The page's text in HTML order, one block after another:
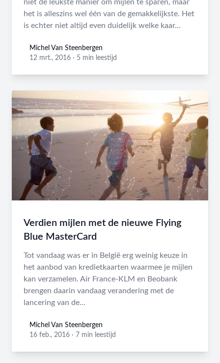
niet de leukste manier om mijlen te sparen, maar
het is alleszins wel één van de gemakkelijkste. Het
is echter niet altijd even duidelijk welke kaar...
Michel Van Steenbergen
Michel Van Steenbergen
12 mrt., 2016 · 5 min leestijd
Verdien mijlen met de nieuwe Flying
Blue MasterCard
Tot vandaag was er in België erg weinig keuze in
het aanbod van kredietkaarten waarmee je mijlen
kan verzamelen. Air France-KLM en Beobank
brengen daarin vandaag verandering met de
lancering van de...
Michel Van Steenbergen
Michel Van Steenbergen
16 feb., 2016 · 7 min leestijd